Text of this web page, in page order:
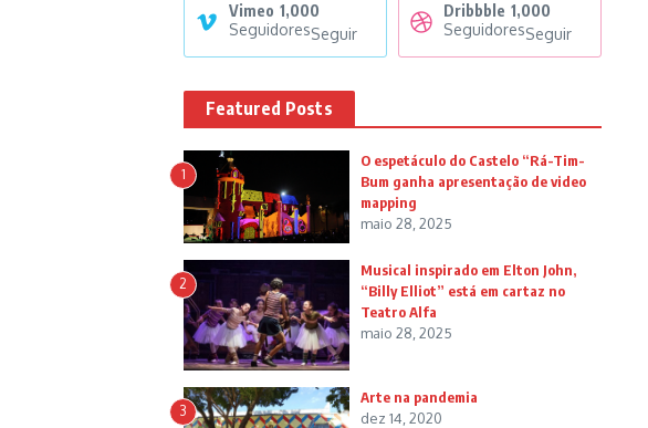
Vimeo 1,000
SeguidoresSeguir
Dribbble 1,000
SeguidoresSeguir
Featured Posts
1
O espetáculo do Castelo “Rá-Tim-
Bum ganha apresentação de video
mapping
maio 28, 2025
2
Musical inspirado em Elton John,
“Billy Elliot” está em cartaz no
Teatro Alfa
maio 28, 2025
3
Arte na pandemia
dez 14, 2020